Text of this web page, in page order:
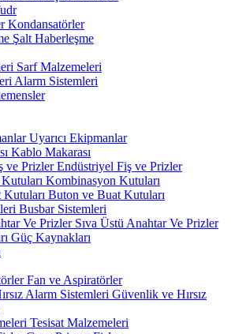
Kondansatörler
Şalt Haberleşme
Sarf Malzemeleri
Alarm Sistemleri
Uyarıcı Ekipmanlar
Kablo Makarası
Endüstriyel Fiş ve Prizler
Kombinasyon Kutuları
Buton ve Buat Kutuları
Busbar Sistemleri
Sıva Üstü Anahtar Ve Prizler
Güç Kaynakları
Fan ve Aspiratörler
Güvenlik ve Hırsız
Tesisat Malzemeleri